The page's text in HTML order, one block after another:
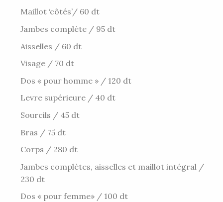
Maillot ‘côtés’/ 60 dt
Jambes complète / 95 dt
Aisselles / 60 dt
Visage / 70 dt
Dos « pour homme » / 120 dt
Levre supérieure / 40 dt
Sourcils / 45 dt
Bras / 75 dt
Corps / 280 dt
Jambes complètes, aisselles et maillot intégral /
230 dt
Dos « pour femme» / 100 dt